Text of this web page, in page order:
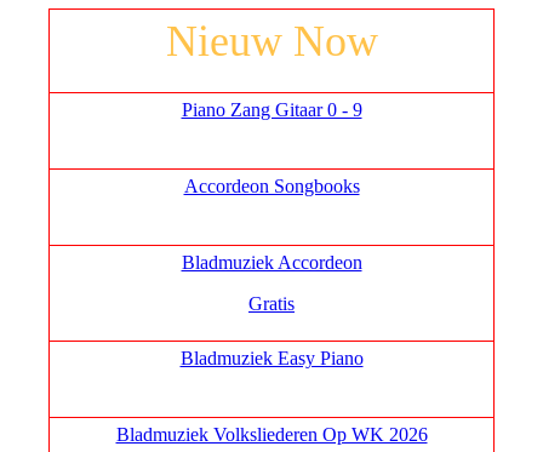
Nieuw Now
Piano Zang Gitaar 0 - 9
Accordeon Songbooks
Bladmuziek Accordeon
Gratis
Bladmuziek Easy Piano
Bladmuziek Volksliederen Op WK 2026